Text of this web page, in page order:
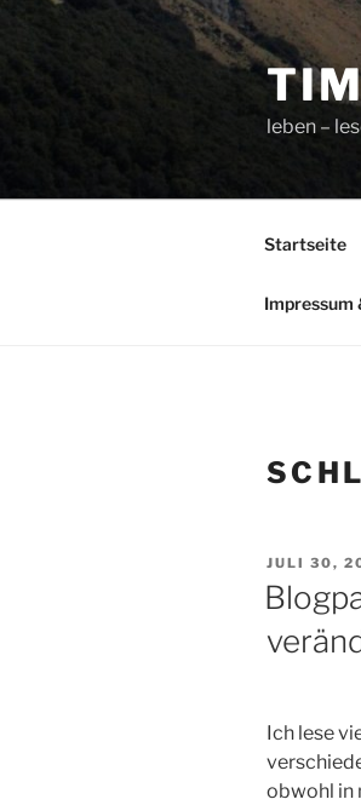
springen
leben –
Startseite
Impressum
AM
JULI 30,
Ich lese
obwohl in